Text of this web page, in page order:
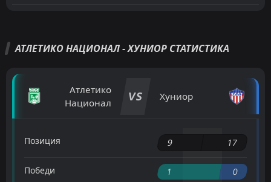
АТЛЕТИКО НАЦИОНАЛ - ХУНИОР СТАТИСТИКА
Атлетико
Национал
VS Хуниор
Позиция 9 17
Победи 1 0